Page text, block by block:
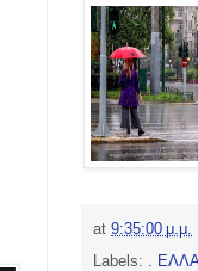
at 9:35:00 μ.μ.
Labels:
.